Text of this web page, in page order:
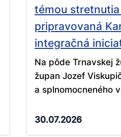
témou
pripravovaná
integračná
Na pôde Trnavskej
župan Jozef
a splnomocneného
30.07.2026